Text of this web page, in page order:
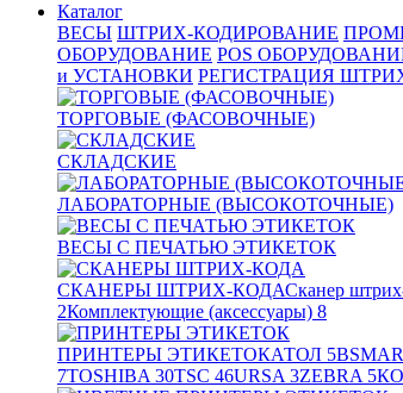
Каталог
ВЕСЫ ШТРИХ-КОДИРОВАНИЕ
ОБОРУДОВАНИЕ POS
и УСТАНОВКИ РЕГИСТРАЦИЯ
ТОРГОВЫЕ (ФАСОВОЧНЫЕ)
СКЛАДСКИЕ
ЛАБОРАТОРНЫЕ (ВЫСОКОТОЧНЫЕ)
ВЕСЫ С ПЕЧАТЬЮ ЭТИКЕТОК
СКАНЕРЫ ШТРИХ-КОДАСканер
2Комплектующие (аксессуары) 8
ПРИНТЕРЫ ЭТИКЕТОКАТОЛ 5
7TOSHIBA 30TSC 46URSA 3ZEBRA 5